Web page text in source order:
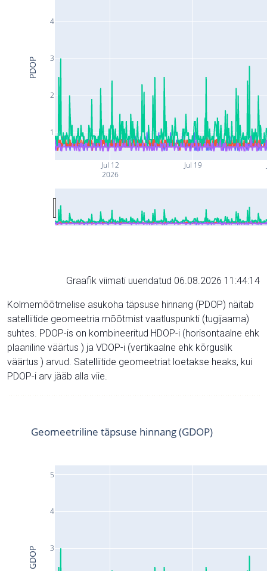
Jul 12
2026
Jul 19
1
2
3
4
PDOP
Graafik viimati uuendatud 06.08.2026 11:44:14
Kolmemõõtmelise asukoha täpsuse hinnang (PDOP) näitab
satelliitide geomeetria mõõtmist vaatluspunkti (tugijaama)
suhtes. PDOP-is on kombineeritud HDOP-i (horisontaalne ehk
plaaniline väärtus ) ja VDOP-i (vertikaalne ehk kõrguslik
väärtus ) arvud. Satelliitide geomeetriat loetakse heaks, kui
PDOP-i arv jääb alla viie.
3
4
5
Geomeetriline täpsuse hinnang (GDOP)
GDOP